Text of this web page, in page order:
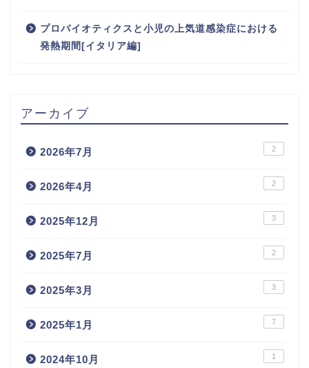
プロバイオティクスと小児の上気道感染症における
発熱期間[イタリア編]
アーカイブ
2026年7月 2
2026年4月 2
2025年12月 3
2025年7月 2
2025年3月 3
2025年1月 7
2024年10月 1